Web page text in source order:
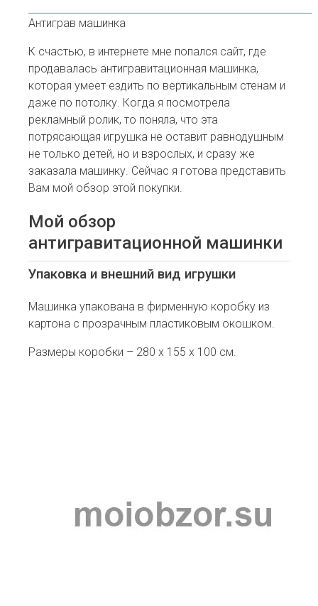
Антиграв машинка
К счастью, в интернете мне попался сайт, где
продавалась антигравитационная машинка,
которая умеет ездить по вертикальным стенам и
даже по потолку. Когда я посмотрела
рекламный ролик, то поняла, что эта
потрясающая игрушка не оставит равнодушным
не только детей, но и взрослых, и сразу же
заказала машинку. Сейчас я готова представить
Вам мой обзор этой покупки.
Мой обзор
антигравитационной машинки
Упаковка и внешний вид игрушки
Машинка упакована в фирменную коробку из
картона с прозрачным пластиковым окошком.
Размеры коробки – 280 х 155 х 100 см.